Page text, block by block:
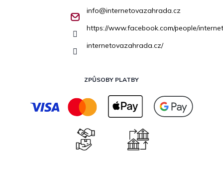
info@internetovazahrada.cz
https://www.facebook.com/people/
internetovazahrada.cz/
ZPŮSOBY PLATBY